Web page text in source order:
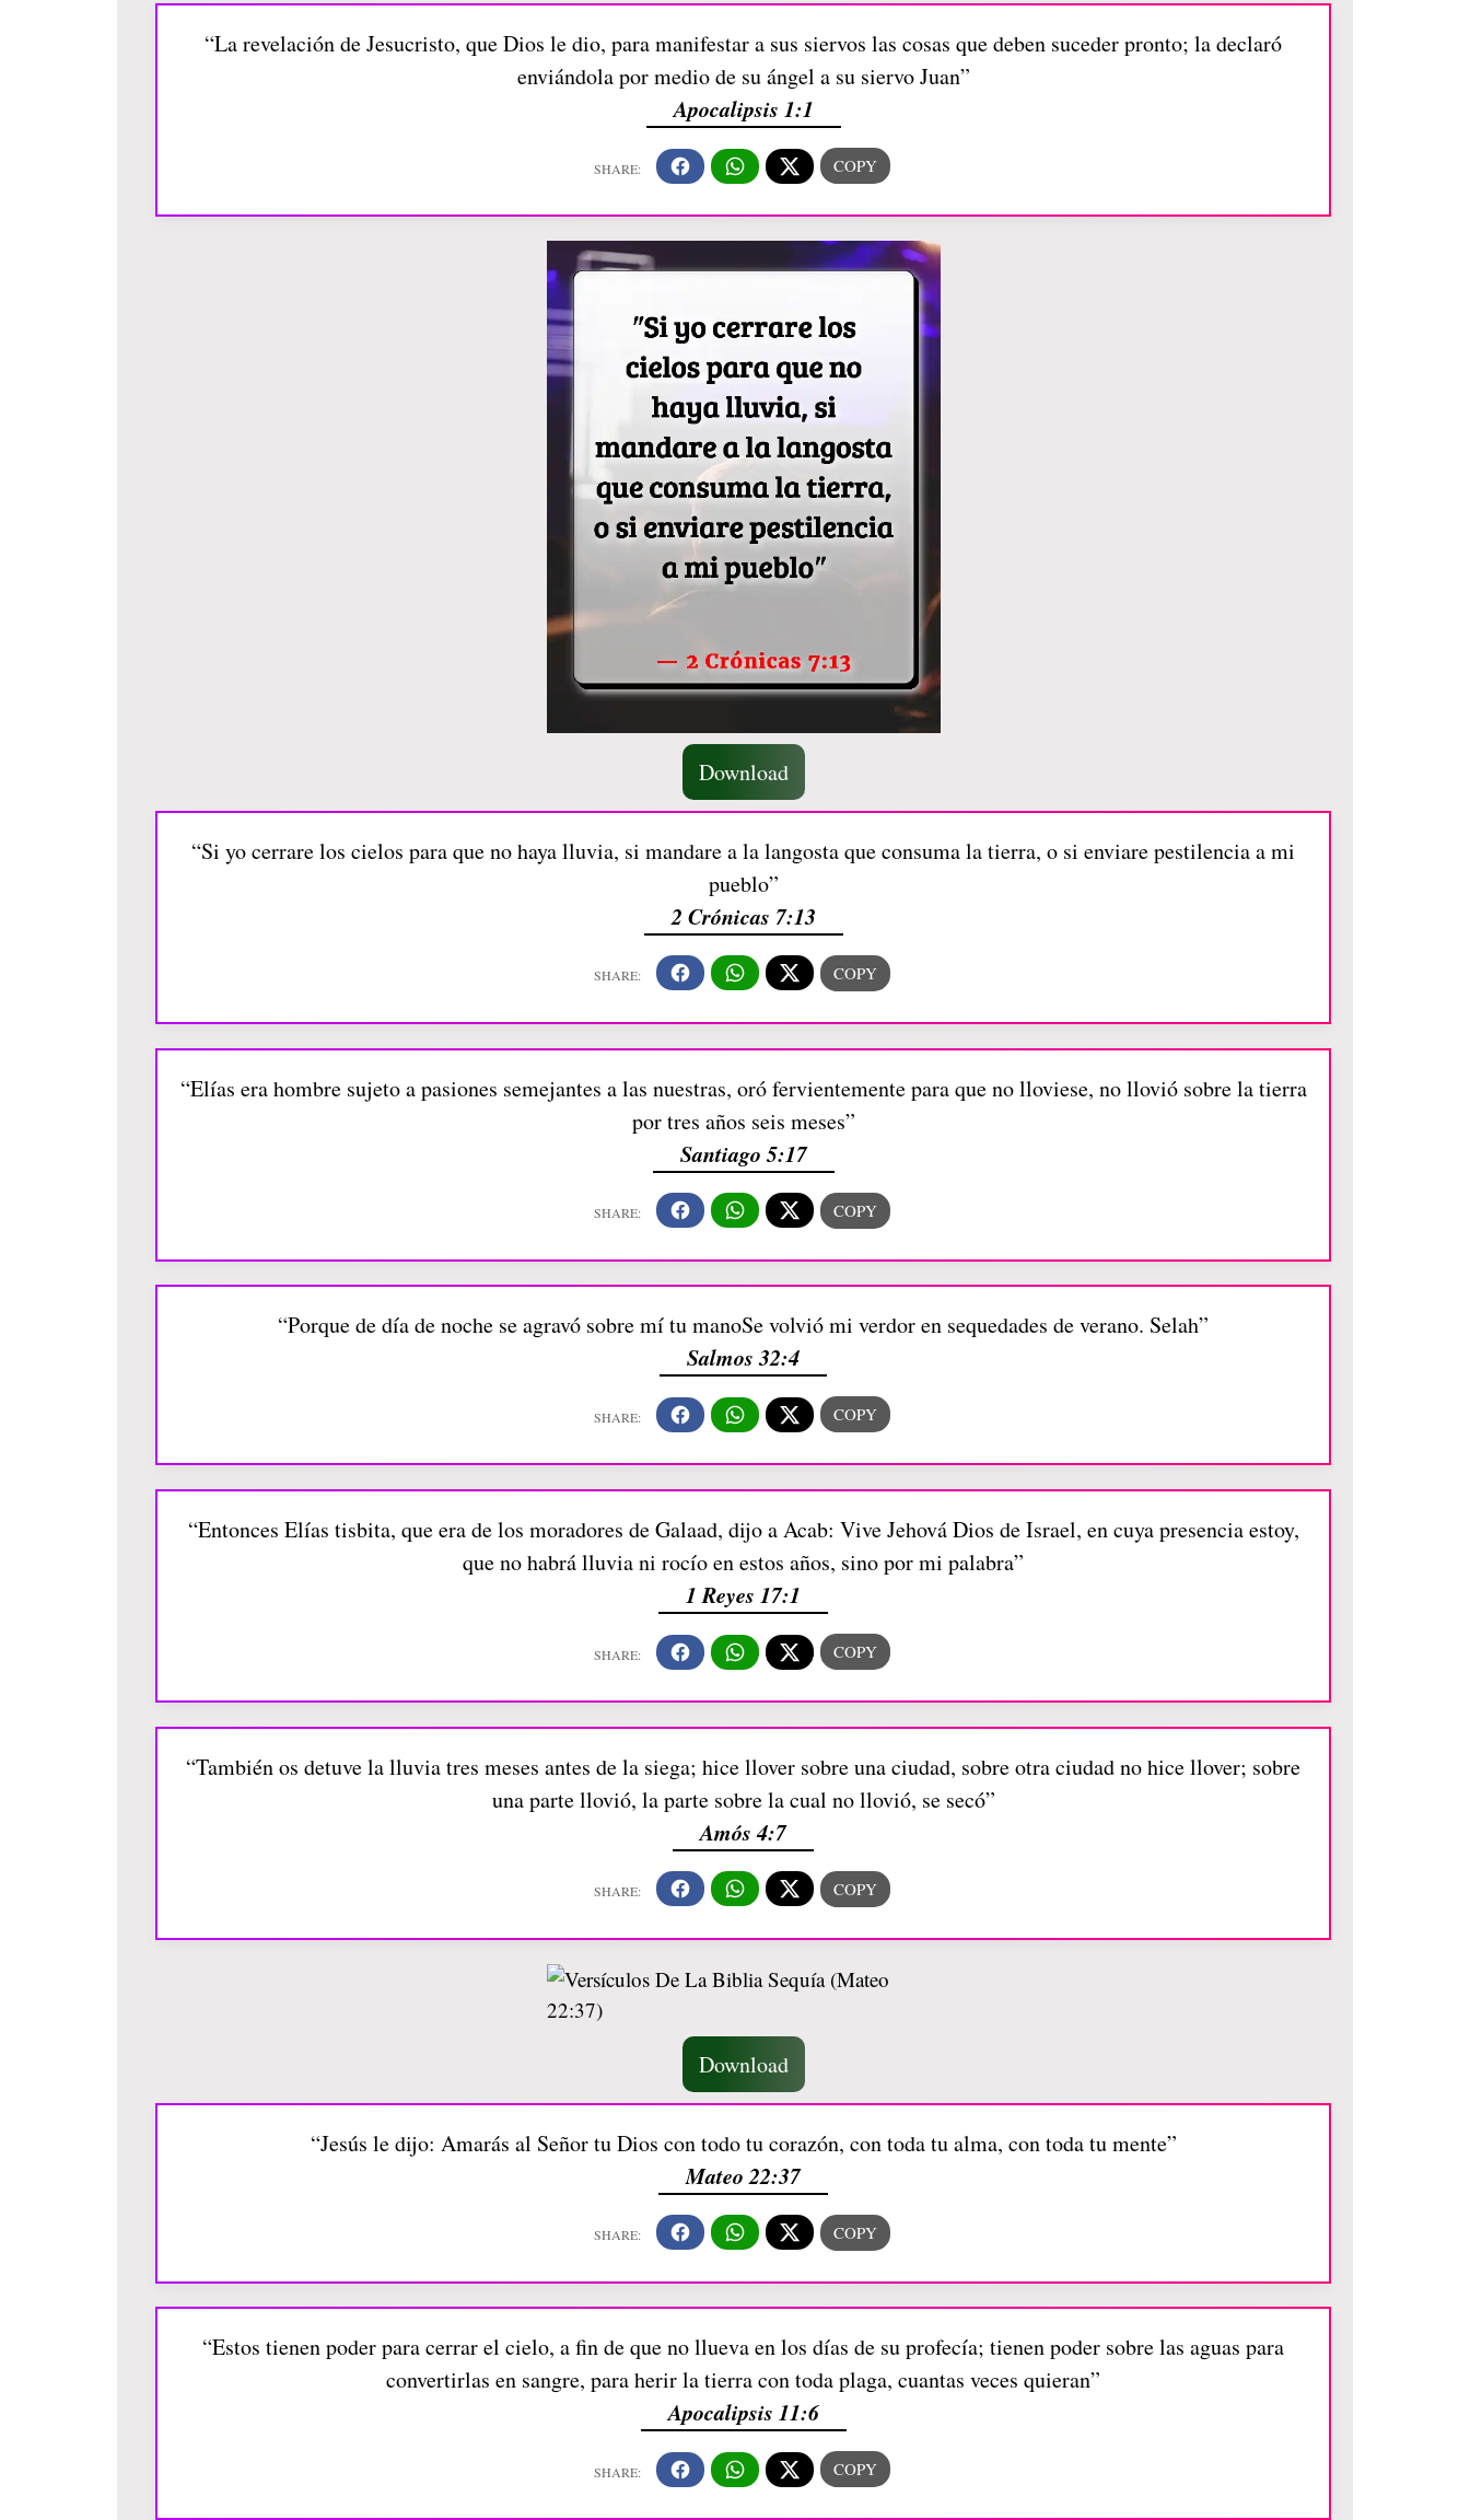
“La revelación de Jesucristo, que Dios le dio, para manifestar a sus siervos las cosas que deben suceder pronto; la declaró
enviándola por medio de su ángel a su siervo Juan”
Apocalipsis 1:1
Download
“Si yo cerrare los cielos para que no haya lluvia, si mandare a la langosta que consuma la tierra, o si enviare pestilencia a mi
pueblo”
2 Crónicas 7:13
“Elías era hombre sujeto a pasiones semejantes a las nuestras, oró fervientemente para que no lloviese, no llovió sobre la tierra
por tres años seis meses”
Santiago 5:17
“Porque de día de noche se agravó sobre mí tu manoSe volvió mi verdor en sequedades de verano. Selah”
Salmos 32:4
“Entonces Elías tisbita, que era de los moradores de Galaad, dijo a Acab: Vive Jehová Dios de Israel, en cuya presencia estoy,
que no habrá lluvia ni rocío en estos años, sino por mi palabra”
1 Reyes 17:1
“También os detuve la lluvia tres meses antes de la siega; hice llover sobre una ciudad, sobre otra ciudad no hice llover; sobre
una parte llovió, la parte sobre la cual no llovió, se secó”
Amós 4:7
Download
“Jesús le dijo: Amarás al Señor tu Dios con todo tu corazón, con toda tu alma, con toda tu mente”
Mateo 22:37
“Estos tienen poder para cerrar el cielo, a fin de que no llueva en los días de su profecía; tienen poder sobre las aguas para
convertirlas en sangre, para herir la tierra con toda plaga, cuantas veces quieran”
Apocalipsis 11:6